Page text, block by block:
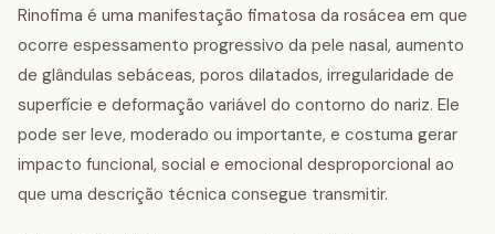
Rinofima é uma manifestação fimatosa da rosácea em que
ocorre espessamento progressivo da pele nasal, aumento
de glândulas sebáceas, poros dilatados, irregularidade de
superfície e deformação variável do contorno do nariz. Ele
pode ser leve, moderado ou importante, e costuma gerar
impacto funcional, social e emocional desproporcional ao
que uma descrição técnica consegue transmitir.